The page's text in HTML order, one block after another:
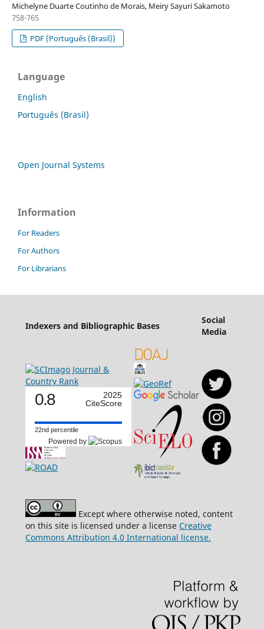
Michelyne Duarte Coutinho de Morais, Meiry Sayuri Sakamoto
758-765
PDF (Português (Brasil))
Language
English
Português (Brasil)
Open Journal Systems
Information
For Readers
For Authors
For Librarians
Indexers and Bibliographic Bases
Social
Media
0.8
2025
CiteScore
22nd percentile
Powered by
Except where otherwise noted, content
on this site is licensed under a license Creative
Commons Attribution 4.0 International license.